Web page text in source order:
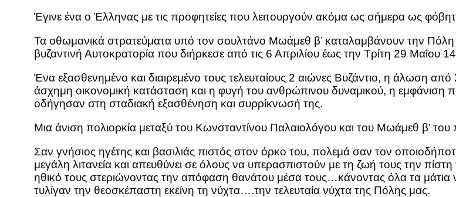
Έγινε ένα ο Έλληνας με τις προφητείες που λειτουργούν ακόμα ως σήμερα ως
Τα οθωμανικά στρατεύματα υπό τον σουλτάνο Μωάμεθ β’ καταλαμβάνουν την Πόλη
βυζαντινή Αυτοκρατορία που διήρκεσε από τις 6 Απριλίου έως την Τρίτη 29 Μαΐου
Ένα εξασθενημένο και διαιρεμένο τους τελευταίους 2 αιώνες Βυζάντιο, η άλωση από
άσχημη οικονομική κατάσταση και η φυγή του ανθρώπινου δυναμικού, η εμφάνιση
οδήγησαν στη σταδιακή εξασθένηση και συρρίκνωσή της.
Μια άνιση πολιορκία μεταξύ του Κωνσταντίνου Παλαιολόγου και του Μωάμεθ β’
Σαν γνήσιος ηγέτης και βασιλιάς πιστός στον όρκο του, πολεμά σαν τον
μεγάλη λιτανεία και απευθύνει σε όλους να υπερασπιστούν με τη ζωή τους την
ηθικό τους στεριώνοντας την απόφαση θανάτου μέσα τους…κάνοντας όλα τα
τυλίγαν την θεοσκέπαστη εκείνη τη νύχτα….την τελευταία νύχτα της Πόλης μας.